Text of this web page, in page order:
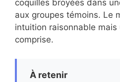
coquilles broyées dans
aux groupes témoins. Le
intuition raisonnable mais
comprise.
À retenir